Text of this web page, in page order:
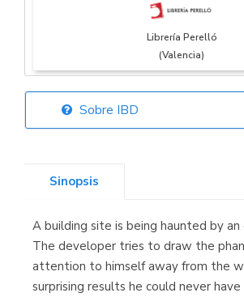
Librería Perelló
(Valencia)
Librería Elías
Librería Kolima
(Madrid)
Sobre IBD
Sinopsis
A building site is being haunted by
The developer tries to draw the
attention to himself away from the
surprising results he could never